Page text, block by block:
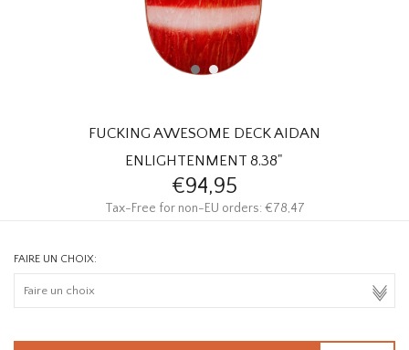
FUCKING AWESOME DECK AIDAN
ENLIGHTENMENT 8.38"
€94,95
Tax-Free for non-EU orders: €78,47
FAIRE UN CHOIX: